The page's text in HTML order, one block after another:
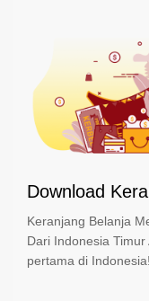
Download
Keranjang Belanja
Dari Indonesia
pertama di